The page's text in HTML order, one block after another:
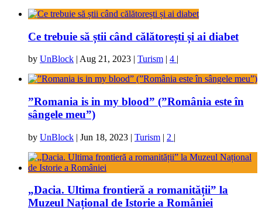
Ce trebuie să știi când călătorești și ai diabet
by UnBlock | Aug 21, 2023 | Turism | 4 |
”Romania is in my blood” (”România este în
sângele meu”)
by UnBlock | Jun 18, 2023 | Turism | 2 |
„Dacia. Ultima frontieră a romanității” la
Muzeul Național de Istorie a României